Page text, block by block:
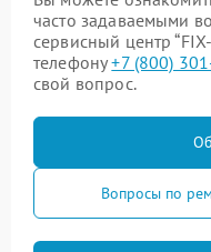
часто задаваемыми
сервисный центр
телефону+7 (800)
свой вопрос.
Вопросы по